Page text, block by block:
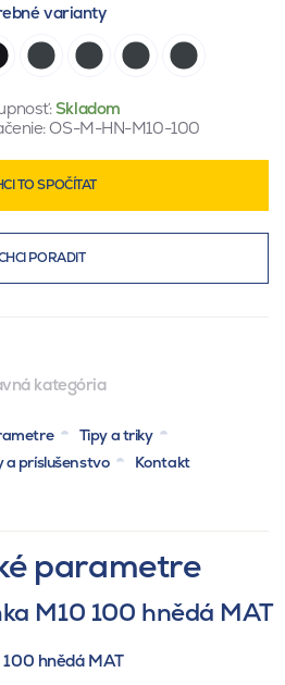
varianty
Skladom
OS-M-HN-M10-100
TO SPOČÍTAT
PORADIT
kategória
Tipy a triky
a príslušenstvo
Kontakt
parametre
M10 100 hnědá MAT
hnědá MAT